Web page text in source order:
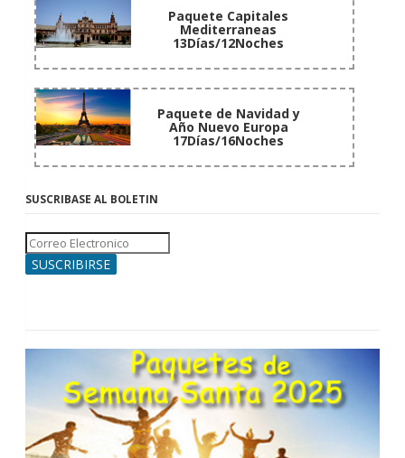
Paquete Capitales
Mediterraneas
13Días/12Noches
Paquete de Navidad y
Año Nuevo Europa
17Días/16Noches
SUSCRIBASE AL BOLETIN